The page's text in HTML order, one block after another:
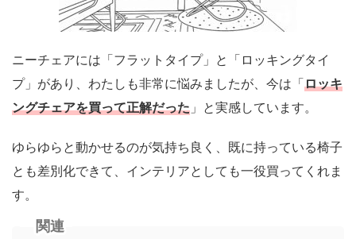
ニーチェアには「フラットタイプ」と「ロッキングタイ
プ」があり、わたしも非常に悩みましたが、今は「ロッキ
ングチェアを買って正解だった 」と実感しています。
ゆらゆらと動かせるのが気持ち良く、既に持っている椅子
とも差別化できて、インテリアとしても一役買ってくれま
す。
関連